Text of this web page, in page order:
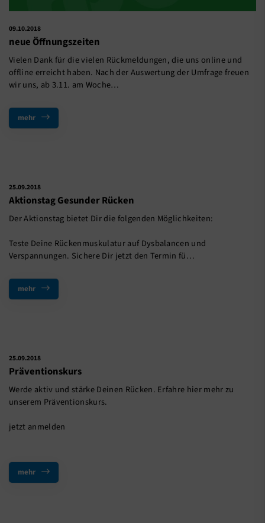
09.10.2018
neue Öffnungszeiten
Vielen Dank für die vielen Rückmeldungen, die uns online und
offline erreicht haben. Nach der Auswertung der Umfrage freuen
wir uns, ab 3.11. am Woche…
mehr
25.09.2018
Aktionstag Gesunder Rücken
Der Aktionstag bietet Dir die folgenden Möglichkeiten:
Teste Deine Rückenmuskulatur auf Dysbalancen und
Verspannungen. Sichere Dir jetzt den Termin fü…
mehr
25.09.2018
Präventionskurs
Werde aktiv und stärke Deinen Rücken. Erfahre hier mehr zu
unserem Präventionskurs.
jetzt anmelden
mehr